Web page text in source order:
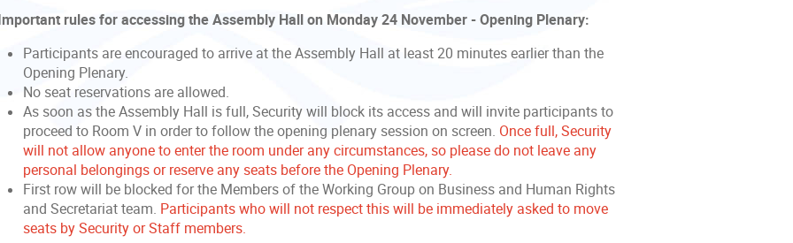
rules for accessing the Assembly Hall on Monday 24 November - Opening Plenary:
Participants are encouraged to arrive at the Assembly Hall at least 20 minutes earlier than the
Opening Plenary.
No seat reservations are allowed.
As soon as the Assembly Hall is full, Security will block its access and will invite participants to
proceed to Room V in order to follow the opening plenary session on screen. Once full, Security
will not allow anyone to enter the room under any circumstances, so please do not leave any
personal belongings or reserve any seats before the Opening Plenary.
First row will be blocked for the Members of the Working Group on Business and Human Rights
and Secretariat team. Participants who will not respect this will be immediately asked to move
seats by Security or Staff members.